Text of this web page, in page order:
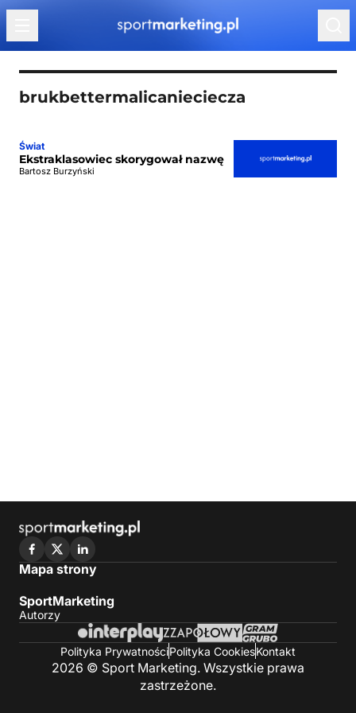
Przejdź do treści
brukbettermalicanieciecza
Świat
Ekstraklasowiec skorygował nazwę
Bartosz Burzyński
Mapa strony
SportMarketing
Autorzy
Polityka PrywatnościPolityka CookiesKontakt
2026 © Sport Marketing. Wszystkie prawa
zastrzeżone.